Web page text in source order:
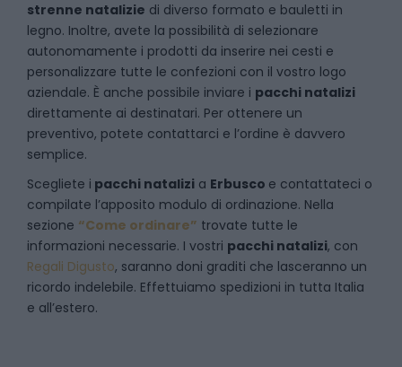
strenne natalizie di diverso formato e bauletti in
legno. Inoltre, avete la possibilità di selezionare
autonomamente i prodotti da inserire nei cesti e
personalizzare tutte le confezioni con il vostro logo
aziendale. È anche possibile inviare i pacchi natalizi
direttamente ai destinatari. Per ottenere un
preventivo, potete contattarci e l’ordine è davvero
semplice.
Scegliete i pacchi natalizi a Erbusco e contattateci o
compilate l’apposito modulo di ordinazione. Nella
sezione “Come ordinare” trovate tutte le
informazioni necessarie. I vostri pacchi natalizi, con
Regali Digusto, saranno doni graditi che lasceranno un
ricordo indelebile. Effettuiamo spedizioni in tutta Italia
e all’estero.